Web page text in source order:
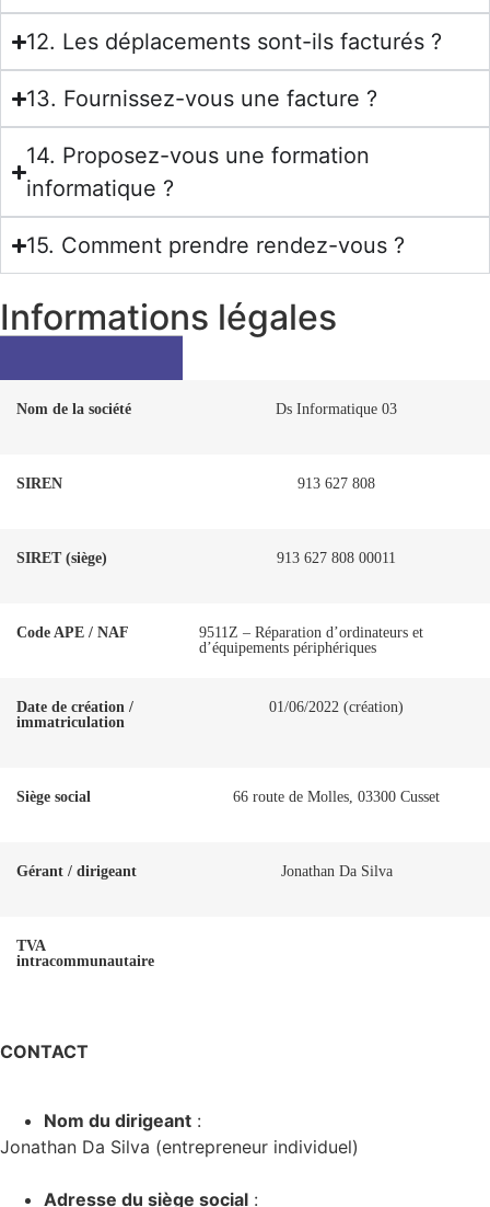
12. Les déplacements sont-ils facturés ?
13. Fournissez-vous une facture ?
14. Proposez-vous une formation
informatique ?
15. Comment prendre rendez-vous ?
Informations légales
Nom de la société Ds Informatique 03
SIREN 913 627 808
SIRET (siège) 913 627 808 00011
Code APE / NAF
9511Z – Réparation d’ordinateurs et
d’équipements périphériques
Date de création /
immatriculation
01/06/2022 (création)
Siège social 66 route de Molles, 03300 Cusset
Gérant / dirigeant Jonathan Da Silva
TVA
intracommunautaire
CONTACT
Nom du dirigeant :
Jonathan Da Silva (entrepreneur individuel)
Adresse du siège social :